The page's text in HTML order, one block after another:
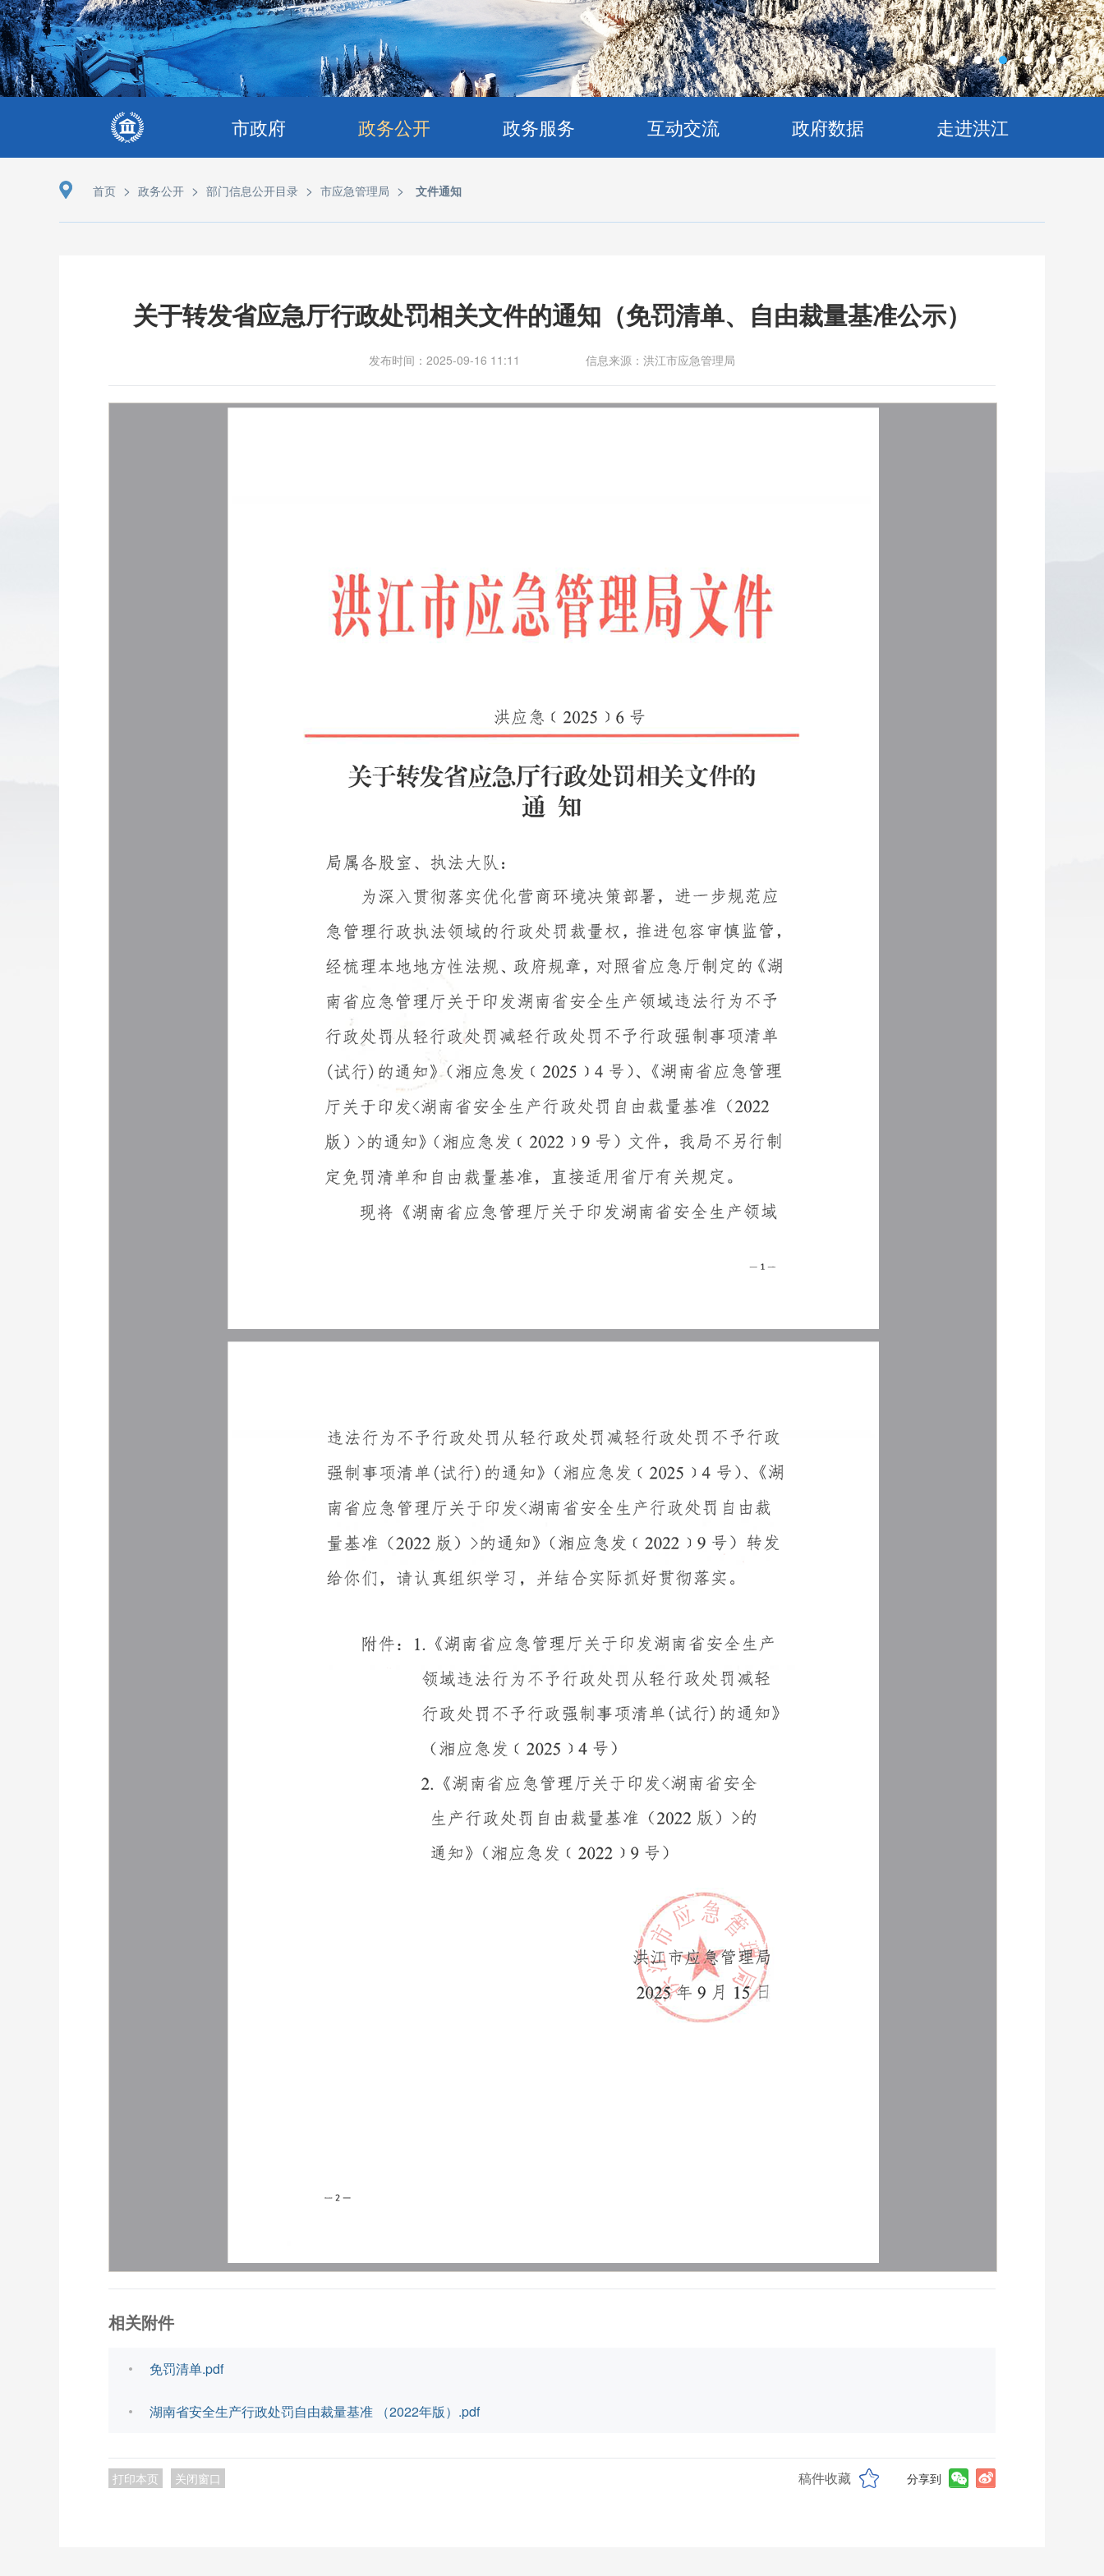
市政府 政务公开 政务服务 互动交流 政府数据 走进洪江
首页 > 政务公开 > 部门信息公开目录 > 市应急管理局 > 文件通知
关于转发省应急厅行政处罚相关文件的通知（免罚清单、自由裁量基准公示）
发布时间：2025-09-16 11:11 信息来源：洪江市应急管理局
相关附件
免罚清单.pdf
湖南省安全生产行政处罚自由裁量基准 （2022年版）.pdf
打印本页 关闭窗口 稿件收藏 分享到